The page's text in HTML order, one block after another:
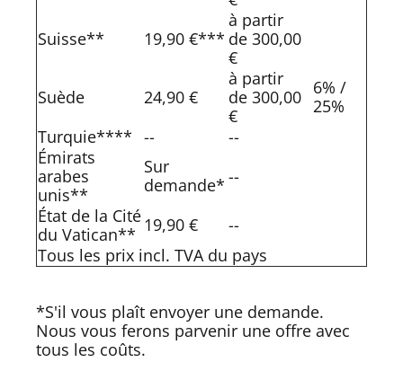
Tous les prix incl. TVA du pays
Suisse**
19,90 €***
à partir
de 300,00
€
Suède
24,90 €
à partir
de 300,00
€
6% /
25%
Turquie**** --
--
Émirats
arabes
unis**
Sur
demande* --
État de la Cité
du Vatican** 19,90 € --
*S'il vous plaît envoyer une demande.
Nous vous ferons parvenir une offre avec
tous les coûts.